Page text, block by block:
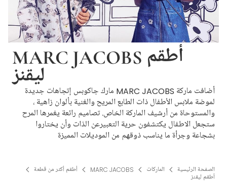
MARC JACOBS أطقم
ليقنز
أضافت ماركة MARC JACOBS مارك جاكوبس إتجاهات جديدة
لموضة ملابس الأطفال ذات الطابع المريح والغنية بألوان زاهية ،
والمستوحاة من أرشيف الماركة الخاص. تصاميم رائعة يغمرها المرح
ستجعل الاطفال يكتشفون حرية التعبيرعن الذات وأن يختاروا
بشجاعة وجرأة ما يناسب ذوقهم من الموديلات المميزة
الصفحة الرئيسية الماركات MARC JACOBS
أطقم أكثر من قطعة
أطقم ليقنز